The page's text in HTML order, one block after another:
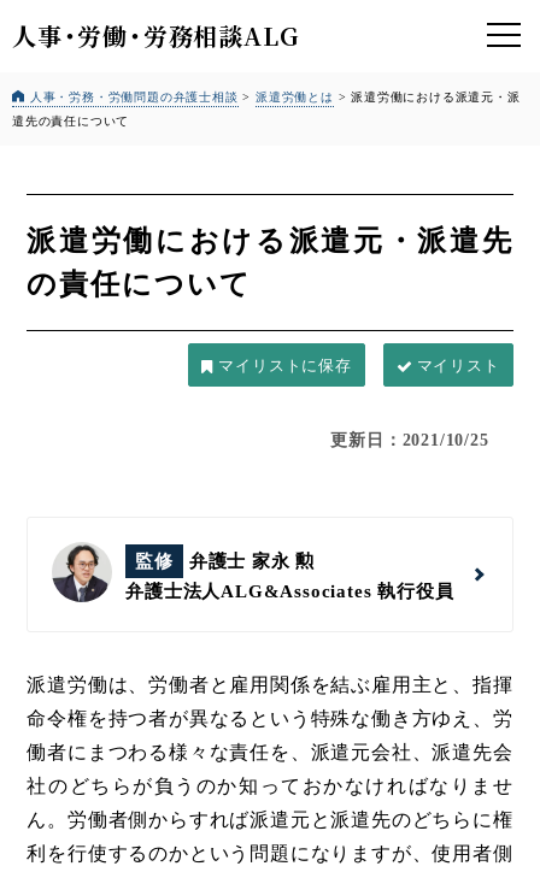
人事・労働・労務相談ALG
人事・労務・労働問題の弁護士相談 >派遣労働とは >派遣労働における派遣元・派
遣先の責任について
派遣労働における派遣元・派遣先
の責任について
マイリスト
更新日：2021/10/25
監修
弁護士 家永 勲
弁護士法人ALG&Associates執行役員
派遣労働は、労働者と雇用関係を結ぶ雇用主と、指揮
命令権を持つ者が異なるという特殊な働き方ゆえ、労
働者にまつわる様々な責任を、派遣元会社、派遣先会
社のどちらが負うのか知っておかなければなりませ
ん。労働者側からすれば派遣元と派遣先のどちらに権
利を行使するのかという問題になりますが、使用者側